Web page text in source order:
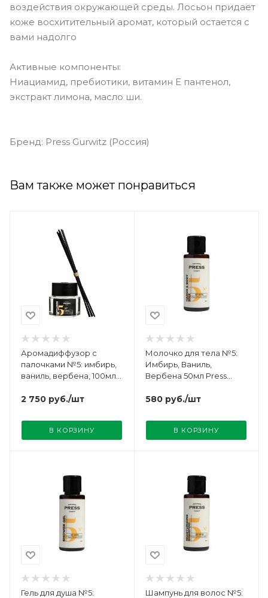
воздействия окружающей среды. Лосьон придает
коже восхитительный аромат, который остается с
вами надолго
Активные компоненты:
Ниациамид, пребиотики, витамин Е пантенол,
экстракт лимона, масло ши.
Бренд: Press Gurwitz (Россия)
Вам также может понравиться
Аромадиффузор с
палочками №5: имбирь,
ваниль, вербена, 100мл
2 750 руб./шт
В КОРЗИНУ
Молочко для тела №5:
Имбирь, Ваниль,
Вербена 50мл Press
580 руб./шт
В КОРЗИНУ
Гель для душа №5:
Шампунь для волос №5: